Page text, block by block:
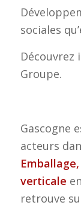
sociales
Découvrez
Groupe.
Gascogne
acteurs
Emballage,
verticale
retrouve